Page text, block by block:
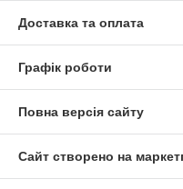
Доставка та оплата
Графік роботи
Повна версія сайту
Сайт створено на